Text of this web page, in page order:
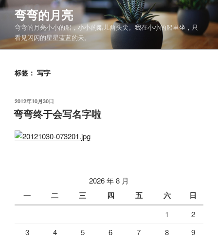
跳
容
弯弯的月亮
弯弯的月亮小小的船，小小的船儿两头尖。我在小小的船里坐，只
看见闪闪的星星蓝蓝的天。
标签： 写字
发
布
于
2012年10月30日
弯弯终于会写名字啦
2026 年 8 月
一 二 三 四 五 六 日
1
2
3
4 5 6 7 8
9